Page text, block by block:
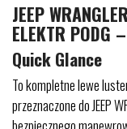
JEEP
ELEKTR PODG
Quick Glance
To kompletne lewe
przeznaczone do JEEP